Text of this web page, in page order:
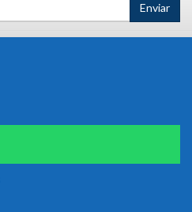
Enviar